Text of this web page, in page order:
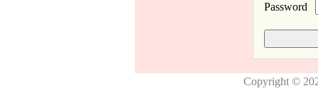
Password
Copyright ©